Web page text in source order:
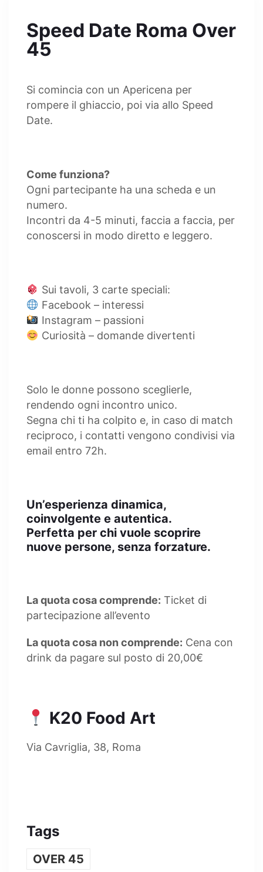
Speed Date Roma Over
45
Si comincia con un Apericena per
rompere il ghiaccio, poi via allo Speed
Date.
Come funziona?
Ogni partecipante ha una scheda e un
numero.
Incontri da 4-5 minuti, faccia a faccia, per
conoscersi in modo diretto e leggero.
Sui tavoli, 3 carte speciali:
Facebook – interessi
Instagram – passioni
Curiosità – domande divertenti
Solo le donne possono sceglierle,
rendendo ogni incontro unico.
Segna chi ti ha colpito e, in caso di match
reciproco, i contatti vengono condivisi via
email entro 72h.
Un’esperienza dinamica,
coinvolgente e autentica.
Perfetta per chi vuole scoprire
nuove persone, senza forzature.
La quota cosa comprende: Ticket di
partecipazione all’evento
La quota cosa non comprende: Cena con
drink da pagare sul posto di 20,00€
K20 Food Art
Via Cavriglia, 38, Roma
Tags
OVER 45